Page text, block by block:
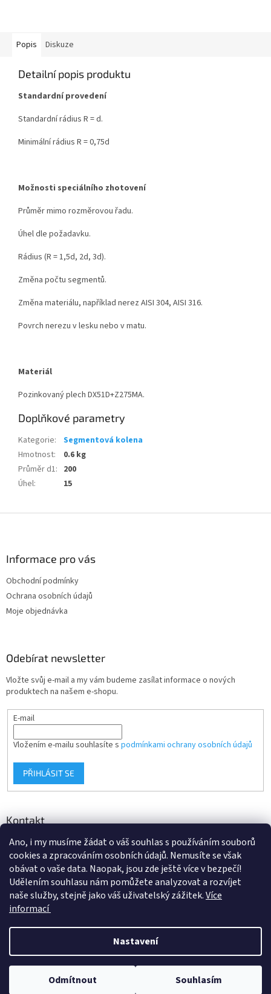
Ano, i my musíme žádat o váš souhlas s používáním souborů
cookies a zpracováním osobních údajů. Nemusíte se však
obávat o vaše data. Naopak, jsou zde ještě více v bezpečí!
Udělením souhlasu nám pomůžete analyzovat a rozvíjet
naše služby, stejně jako váš uživatelský zážitek.Více
informací
Nastavení
Odmítnout Souhlasím
Popis Diskuze
Detailní popis produktu
Standardní provedení
Standardní rádius R = d.
Minimální rádius R = 0,75d
Možnosti speciálního zhotovení
Průměr mimo rozměrovou řadu.
Úhel dle požadavku.
Rádius (R = 1,5d, 2d, 3d).
Změna počtu segmentů.
Změna materiálu, například nerez AISI 304, AISI 316.
Povrch nerezu v lesku nebo v matu.
Materiál
Pozinkovaný plech DX51D+Z275MA.
Doplňkové parametry
Kategorie:
Segmentová kolena
Hmotnost:
0.6 kg
Průměr d1: 200
Úhel: 15
Informace pro vás
Obchodní podmínky
Ochrana osobních údajů
Moje objednávka
Odebírat newsletter
Vložte svůj e-mail a my vám budeme zasílat informace o nových
produktech na našem e-shopu.
E-mail
Vložením e-mailu souhlasíte s podmínkami ochrany osobních údajů
PŘIHLÁSIT SE
Kontakt
info@d-klima.cz
+420 517 357 288
Copyright 2026Potrubi.cz. Všechna práva vyhrazena.Upravit